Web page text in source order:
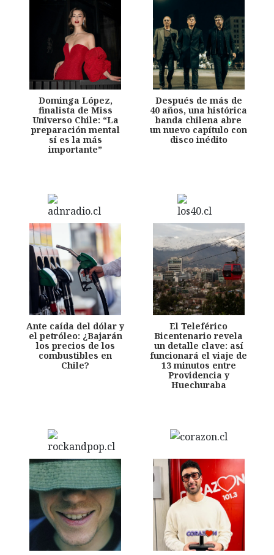
Dominga López,
finalista de Miss
Universo Chile: “La
preparación mental
sí es la más
importante”
Después de más de
40 años, una histórica
banda chilena abre
un nuevo capítulo con
disco inédito
Ante caída del dólar y
el petróleo: ¿Bajarán
los precios de los
combustibles en
Chile?
El Teleférico
Bicentenario revela
un detalle clave: así
funcionará el viaje de
13 minutos entre
Providencia y
Huechuraba